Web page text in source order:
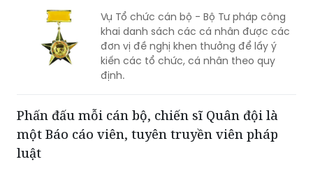
Vụ Tổ chức cán bộ - Bộ Tư pháp công
khai danh sách các cá nhân được các
đơn vị đề nghị khen thưởng để lấy ý
kiến các tổ chức, cá nhân theo quy
định.
Phấn đấu mỗi cán bộ, chiến sĩ Quân đội là
một Báo cáo viên, tuyên truyền viên pháp
luật